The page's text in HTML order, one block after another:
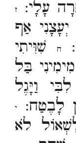
עָלָי:
ז
אַף
ח
שִׁוִּיתִי
בַּל
וַיָּגֶל
לָבֶטַח:
י
לֹא